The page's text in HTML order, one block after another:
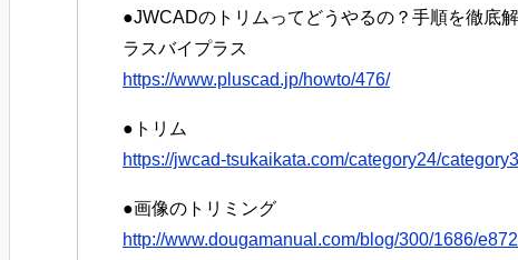
●JWCADのトリムってどうやるの？手順を徹底
ラスバイプラス
https://www.pluscad.jp/howto/476/
●トリム
https://jwcad-tsukaikata.com/category24/
●画像のトリミング
http://www.dougamanual.com/blog/300/1686/